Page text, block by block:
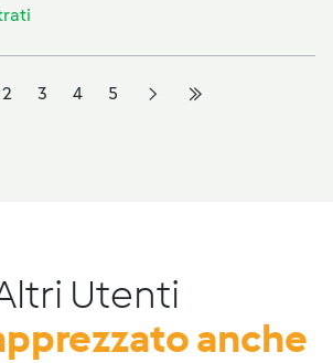
2 3 4 5
Utenti
anche